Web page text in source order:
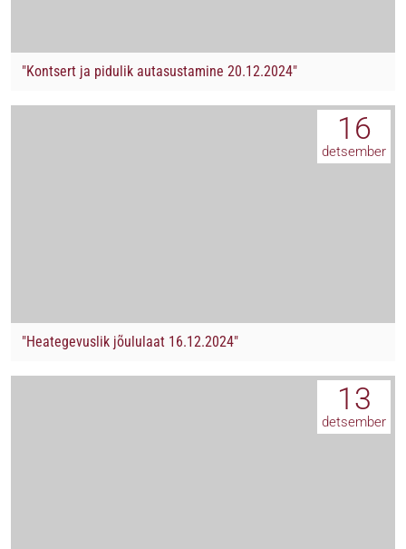
"Kontsert ja pidulik autasustamine 20.12.2024"
16
detsember
"Heategevuslik jõululaat 16.12.2024"
13
detsember